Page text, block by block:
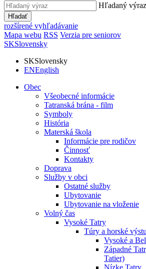
Hľadaný výraz
Hľadať
rozšírené vyhľadávanie
Mapa webu RSS Verzia pre seniorov
SKSlovensky
SKSlovensky
ENEnglish
Obec
Všeobecné informácie
Tatranská brána - film
Symboly
História
Materská škola
Informácie pre rodičov
Činnosť
Kontakty
Doprava
Služby v obci
Ostatné služby
Ubytovanie
Ubytovanie na vloženie
Volný čas
Vysoké Tatry
Túry a horské
Vysoké a
Západné
Tatier)
Nízke Tatry